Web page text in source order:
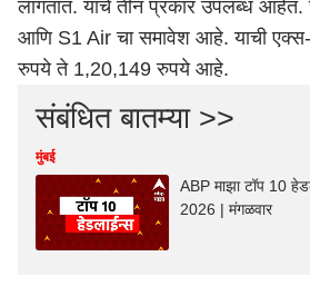
लागतात. याचे तीन प्रकार उपलब्ध
आणि S1 Air चा समावेश आहे. याची
रुपये ते 1,20,149 रुपये आहे.
संबंधित बातम्या >>
मुंबई
ABP माझा टॉप 10
2026 | मंगळवार